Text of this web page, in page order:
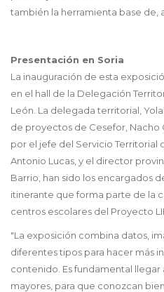
también la herramienta base de,
Presentación en Soria
La inauguración de esta
en el hall de la Delegación
León. La delegada territorial,
de proyectos de Cesefor,
por el jefe del Servicio Territorial
Antonio Lucas, y el director
Barrio, han sido los encargados
itinerante que forma parte de la
centros escolares del Proyecto
"La exposición combina datos,
diferentes tipos para hacer más
contenido. Es fundamental llegar
mayores, para que conozcan